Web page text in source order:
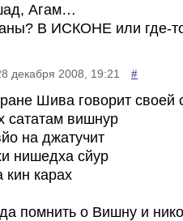
Агам…
В ИСКОНЕ или где-
декабря 2008, 19:21 #
Шива говорит своей
сататам вишнур
на джатучит
нишедха сйур
кин карах
помнить о Вишну и